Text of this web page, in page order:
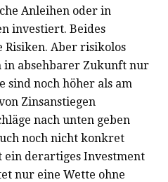
Anleihen oder in
investiert. Beides
Aber risikolos
in absehbarer Zukunft nur
sind noch höher als am
Zinsanstiegen
nach unten geben
noch nicht konkret
ein derartiges Investment
nur eine Wette ohne